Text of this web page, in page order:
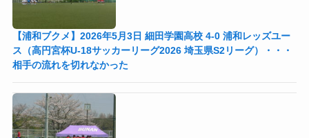
【浦和ブクメ】2026年5月3日 細田学園高校 4-0 浦和レッズユー
ス（高円宮杯U-18サッカーリーグ2026 埼玉県S2リーグ）・・・
相手の流れを切れなかった